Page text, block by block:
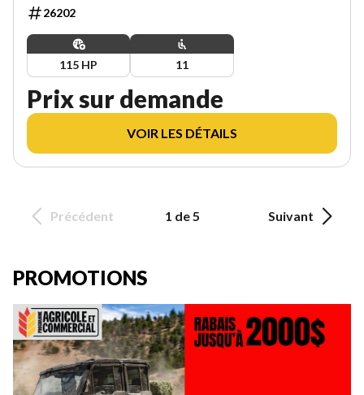
26202
115 HP 11
Prix sur demande
VOIR LES DÉTAILS
Précédent 1 de 5 Suivant
PROMOTIONS